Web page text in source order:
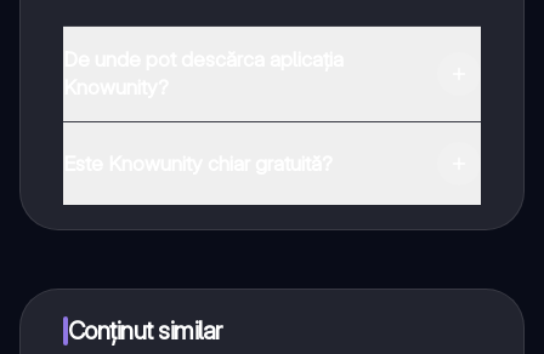
Conținut similar